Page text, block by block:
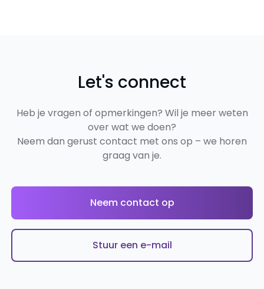
Let's connect
Heb je vragen of opmerkingen? Wil je meer weten
over wat we doen?
Neem dan gerust contact met ons op – we horen
graag van je.
Neem contact op
Stuur een e-mail